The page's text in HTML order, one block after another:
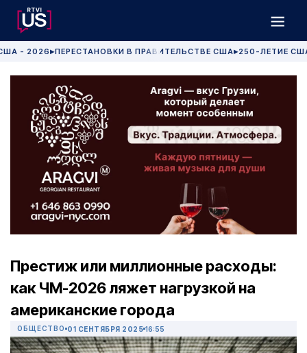
- 2026 ▶ПЕРЕСТАНОВКИ В ПРАВИТЕЛЬСТВЕ США▶250-ЛЕТИЕ
Престиж или миллионные расходы:
как ЧМ-2026 ляжет нагрузкой на
американские города
ОБЩЕСТВО 01 СЕНТЯБРЯ 2025 16:55